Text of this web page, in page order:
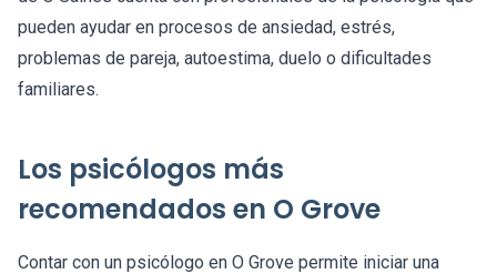
pueden ayudar en procesos de ansiedad, estrés,
problemas de pareja, autoestima, duelo o dificultades
familiares.
Los psicólogos más
recomendados en O Grove
Contar con un psicólogo en O Grove permite iniciar una